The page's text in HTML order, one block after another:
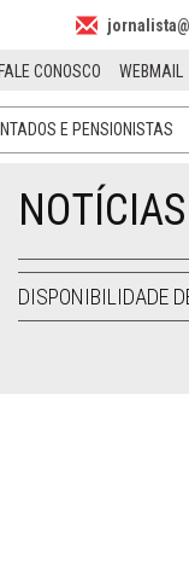
FALE CONOSCO WEBMAIL
E PENSIONISTAS
NOTÍCIAS
DISPONIBILIDADE